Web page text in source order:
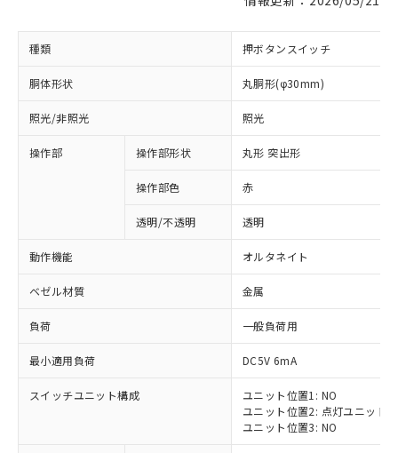
種類 押ボタンスイッチ
胴体形状 丸胴形(φ30mm)
照光/非照光 照光
操作部 操作部形状 丸形 突出形
操作部色 赤
透明/不透明 透明
動作機能 オルタネイト
ベゼル材質 金属
負荷 一般負荷用
最小適用負荷 DC5V 6mA
スイッチユニット構成
ユニット位置1: NO
ユニット位置2: 点灯ユニット
ユニット位置3: NO